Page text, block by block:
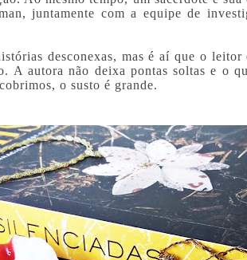
juntamente com a equipe de
desconexas, mas é aí que o leitor
A autora não deixa pontas soltas e o
o susto é grande.